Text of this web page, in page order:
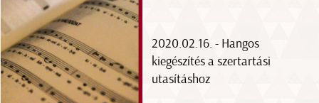
2020.02.16. - Hangos
kiegészítés a szertartási
utasításhoz